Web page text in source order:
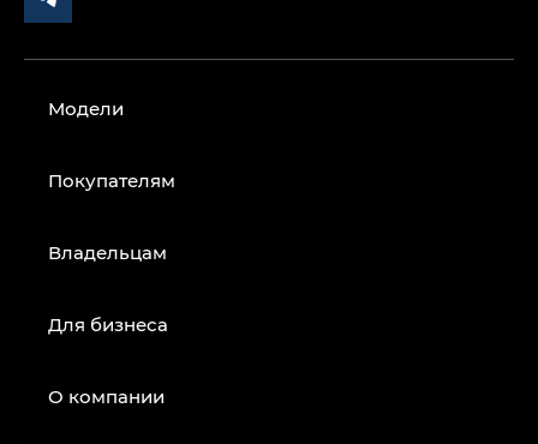
Модели
Покупателям
Владельцам
Для бизнеса
О компании